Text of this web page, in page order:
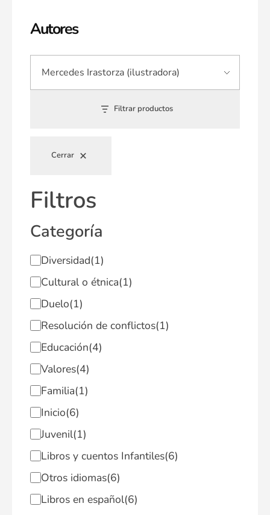
Autores
Filtrar productos
Cerrar
Filtros
Categoría
Diversidad(1)
Cultural o étnica(1)
Duelo(1)
Resolución de conflictos(1)
Educación(4)
Valores(4)
Familia(1)
Inicio(6)
Juvenil(1)
Libros y cuentos Infantiles(6)
Otros idiomas(6)
Libros en español(6)